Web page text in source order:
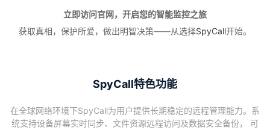
立即访问官网，开启您的智能监控之旅
获取真相，保护所爱，做出明智决策——从选择SpyCall开始。
SpyCall特色功能
在全球网络环境下SpyCall为用户提供长期稳定的远程管理能力。系
统支持设备屏幕实时同步、文件资源远程访问及数据安全备份， 可